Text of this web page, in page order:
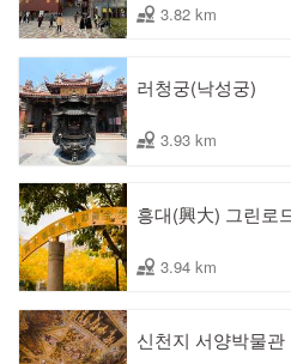
3.82 km
러청궁(낙성궁)
3.93 km
흥대(興大) 그린로
3.94 km
신천지 서양박물관